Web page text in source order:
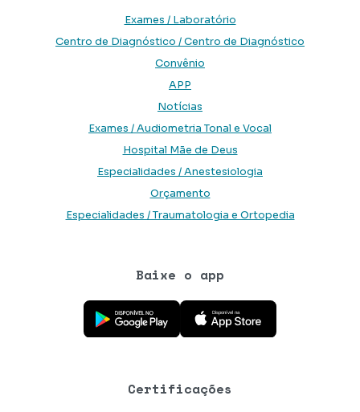
Exames / Laboratório
Centro de Diagnóstico / Centro de Diagnóstico
Convênio
APP
Notícias
Exames / Audiometria Tonal e Vocal
Hospital Mãe de Deus
Especialidades / Anestesiologia
Orçamento
Especialidades / Traumatologia e Ortopedia
Baixe o app
Baixe o aplicativo na Google Play Store
Baixe o aplicativo na App Store
Certificações